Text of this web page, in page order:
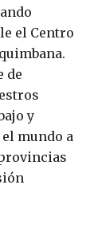
el Centro
de
y
mundo a